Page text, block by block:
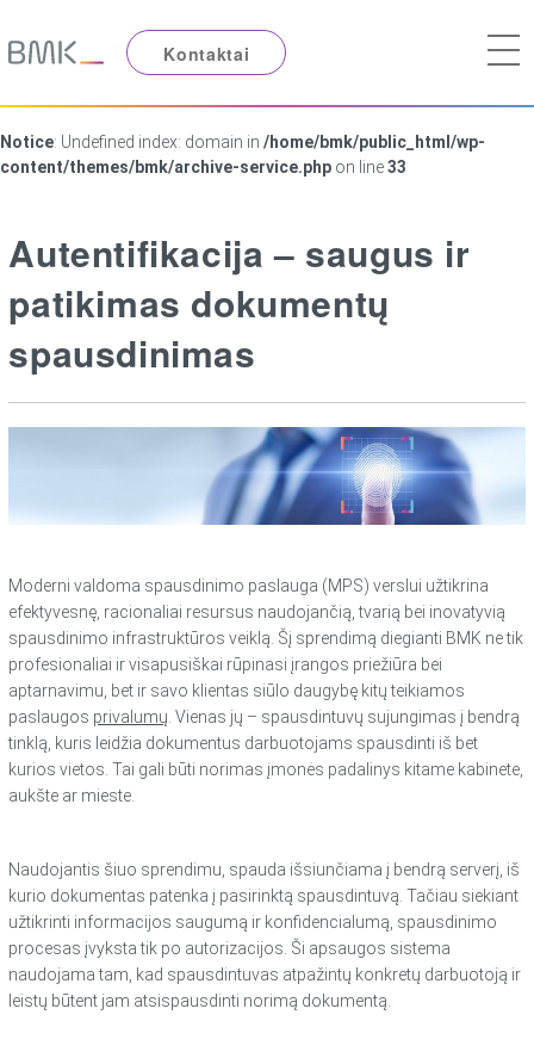
Kontaktai
Notice: Undefined index: domain in /home/bmk/public_html/wp-
content/themes/bmk/archive-service.php on line33
Autentifikacija – saugus ir
patikimas dokumentų
spausdinimas
Moderni valdoma spausdinimo paslauga (MPS) verslui užtikrina
efektyvesnę, racionaliai resursus naudojančią, tvarią bei inovatyvią
spausdinimo infrastruktūros veiklą. Šį sprendimą diegianti BMK ne tik
profesionaliai ir visapusiškai rūpinasi įrangos priežiūra bei
aptarnavimu, bet ir savo klientas siūlo daugybę kitų teikiamos
paslaugos privalumų . Vienas jų – spausdintuvų sujungimas į bendrą
tinklą, kuris leidžia dokumentus darbuotojams spausdinti iš bet
kurios vietos. Tai gali būti norimas įmonės padalinys kitame kabinete,
aukšte ar mieste.
Naudojantis šiuo sprendimu, spauda išsiunčiama į bendrą serverį, iš
kurio dokumentas patenka į pasirinktą spausdintuvą. Tačiau siekiant
užtikrinti informacijos saugumą ir konfidencialumą, spausdinimo
procesas įvyksta tik po autorizacijos. Ši apsaugos sistema
naudojama tam, kad spausdintuvas atpažintų konkretų darbuotoją ir
leistų būtent jam atsispausdinti norimą dokumentą.